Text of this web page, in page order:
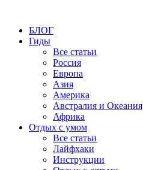
БЛОГ
Гиды
Все статьи
Россия
Европа
Азия
Америка
Австралия и Океания
Африка
Отдых с умом
Все статьи
Лайфхаки
Инструкции